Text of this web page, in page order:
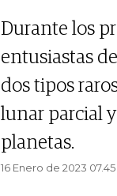
Durante los
entusiastas
dos tipos
lunar parcial
planetas.
16 Enero de 2023 07.45